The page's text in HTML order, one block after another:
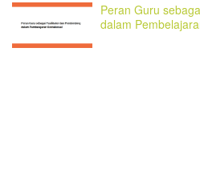
Peran Guru
dalam